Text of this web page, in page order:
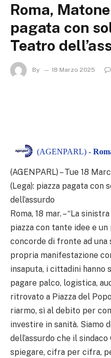
Roma,
pagata con
Teatro
By 18 Marzo 2025
(AGENPARL) -
(AGENPARL) – Tue 18
(Lega): piazza pagata con
dell’assurdo
Roma, 18 mar. – “La
piazza con tante idee e
concorde di fronte ad una
propria manifestazione
insaputa, i cittadini hanno
pagare palco, logistica,
ritrovato a Piazza del
riarmo, sì al debito per
investire in sanità. Siamo
dell’assurdo che il
spiegare, cifra per cifra,